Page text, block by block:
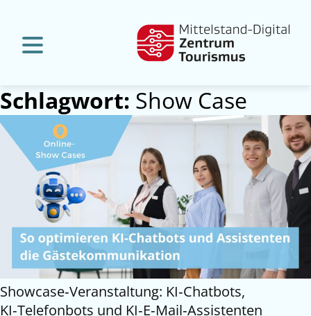
Schlagwort: Show Case
Showcase‑Veranstaltung: KI‑Chatbots,
KI‑Telefonbots und KI‑E‑Mail‑Assistenten